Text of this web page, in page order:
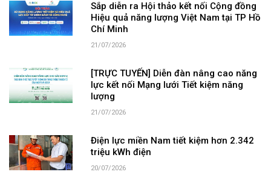
Sắp diễn ra Hội thảo kết nối Cộng đồng
Hiệu quả năng lượng Việt Nam tại TP Hồ
Chí Minh
21/07/2026
[TRỰC TUYẾN] Diễn đàn nâng cao năng
lực kết nối Mạng lưới Tiết kiệm năng
lượng
21/07/2026
Điện lực miền Nam tiết kiệm hơn 2.342
triệu kWh điện
20/07/2026